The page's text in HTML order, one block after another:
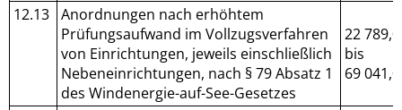
12.13
Anordnungen nach erhöhtem
Prüfungsaufwand im Vollzugsverfahren
von Einrichtungen, jeweils einschließlich
Nebeneinrichtungen, nach § 79 Absatz 1
des Windenergie-auf-See-Gesetzes
22
bis
69